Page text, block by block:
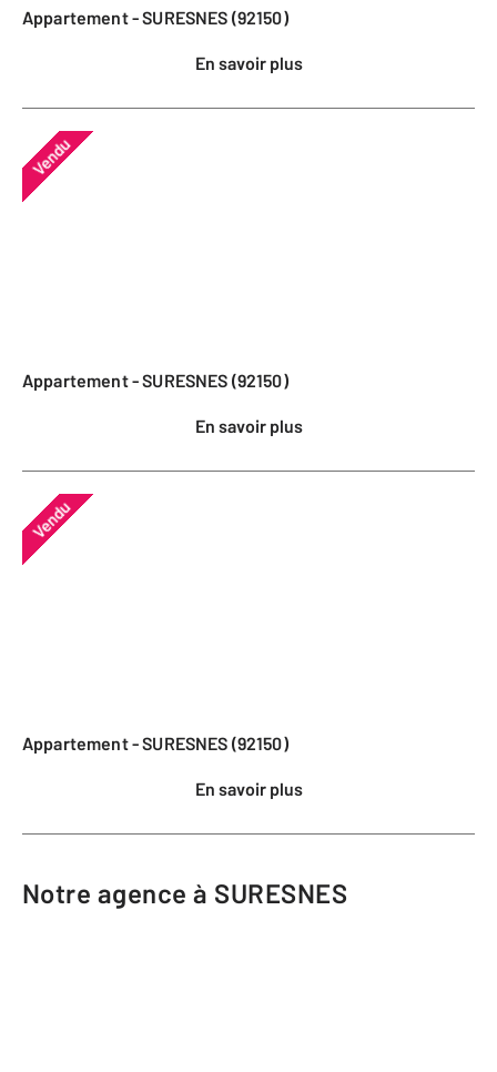
Appartement - SURESNES (92150)
En savoir plus
Vendu
Appartement - SURESNES (92150)
En savoir plus
Vendu
Appartement - SURESNES (92150)
En savoir plus
Notre agence à SURESNES